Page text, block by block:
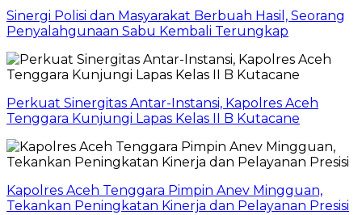
Sinergi Polisi dan Masyarakat Berbuah Hasil, Seorang
Penyalahgunaan Sabu Kembali Terungkap
Perkuat Sinergitas Antar-Instansi, Kapolres Aceh
Tenggara Kunjungi Lapas Kelas II B Kutacane
Kapolres Aceh Tenggara Pimpin Anev Mingguan,
Tekankan Peningkatan Kinerja dan Pelayanan Presisi